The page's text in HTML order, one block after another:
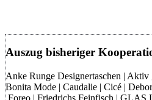
Auszug bisheriger
Anke Runge Designertaschen | Aktiv
Bonita Mode | Caudalie | Cicé |